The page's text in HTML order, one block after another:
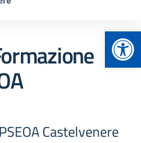
Castelvenere